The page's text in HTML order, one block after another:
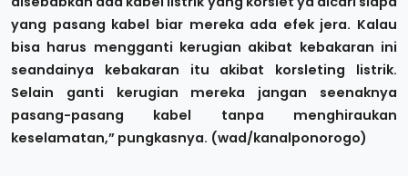
yang pasang kabel biar mereka ada efek jera. Kalau
bisa harus mengganti kerugian akibat kebakaran ini
seandainya kebakaran itu akibat korsleting listrik.
Selain ganti kerugian mereka jangan seenaknya
pasang-pasang kabel tanpa menghiraukan
keselamatan,” pungkasnya. (wad/kanalponorogo)